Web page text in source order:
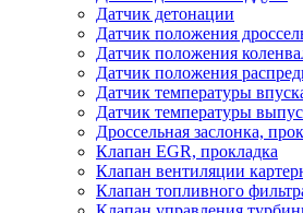
Датчик детонации
Датчик положения
Датчик положения
Датчик положения
Датчик температуры
Датчик температуры
Дроссельная заслонка,
Клапан EGR, прокладка
Клапан вентиляции
Клапан топливного